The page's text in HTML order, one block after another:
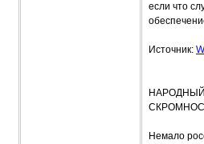
если что
Источник:
Немало